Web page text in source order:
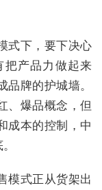
式下，要下决心
把产品力做起来
牌的护城墙。
、爆品概念，但
成本的控制，中
模式正从货架出